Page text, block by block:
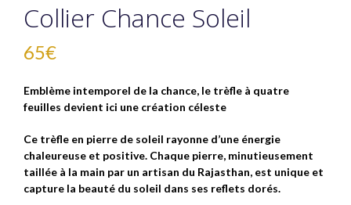
Collier Chance Soleil
65€
Emblème intemporel de la chance, le trèfle à quatre
feuilles devient ici une création céleste
Ce trèfle en pierre de soleil rayonne d’une énergie
chaleureuse et positive. Chaque pierre, minutieusement
taillée à la main par un artisan du Rajasthan, est unique et
capture la beauté du soleil dans ses reflets dorés.